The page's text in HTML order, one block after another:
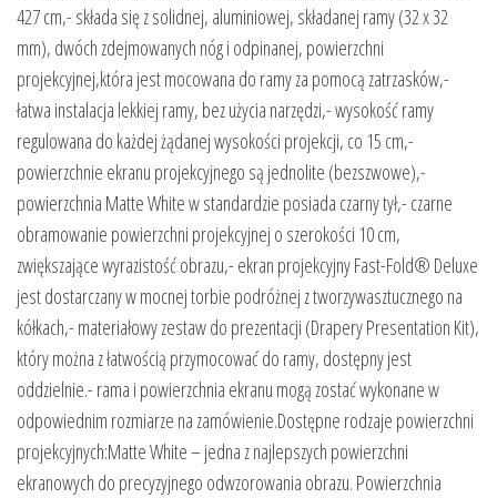
427 cm,- składa się z solidnej, aluminiowej, składanej ramy (32 x 32
mm), dwóch zdejmowanych nóg i odpinanej, powierzchni
projekcyjnej,która jest mocowana do ramy za pomocą zatrzasków,-
łatwa instalacja lekkiej ramy, bez użycia narzędzi,- wysokość ramy
regulowana do każdej żądanej wysokości projekcji, co 15 cm,-
powierzchnie ekranu projekcyjnego są jednolite (bezszwowe),-
powierzchnia Matte White w standardzie posiada czarny tył,- czarne
obramowanie powierzchni projekcyjnej o szerokości 10 cm,
zwiększające wyrazistość obrazu,- ekran projekcyjny Fast-Fold® Deluxe
jest dostarczany w mocnej torbie podróżnej z tworzywasztucznego na
kółkach,- materiałowy zestaw do prezentacji (Drapery Presentation Kit),
który można z łatwością przymocować do ramy, dostępny jest
oddzielnie.- rama i powierzchnia ekranu mogą zostać wykonane w
odpowiednim rozmiarze na zamówienie.Dostępne rodzaje powierzchni
projekcyjnych:Matte White – jedna z najlepszych powierzchni
ekranowych do precyzyjnego odwzorowania obrazu. Powierzchnia